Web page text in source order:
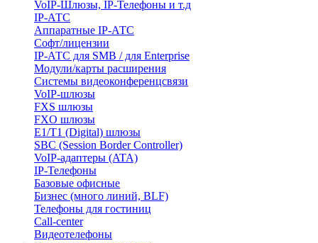
VoIP-Шлюзы, IP-Телефоны и т.д
IP-АТС
Аппаратные IP-АТС
Софт/лицензии
IP-АТС для SMB / для Enterprise
Модули/карты расширения
Системы видеоконференцсвязи
VoIP-шлюзы
FXS шлюзы
FXO шлюзы
E1/T1 (Digital) шлюзы
SBC (Session Border Controller)
VoIP-адаптеры (ATA)
IP-Телефоны
Базовые офисные
Бизнес (много линий, BLF)
Телефоны для гостиниц
Call-center
Видеотелефоны